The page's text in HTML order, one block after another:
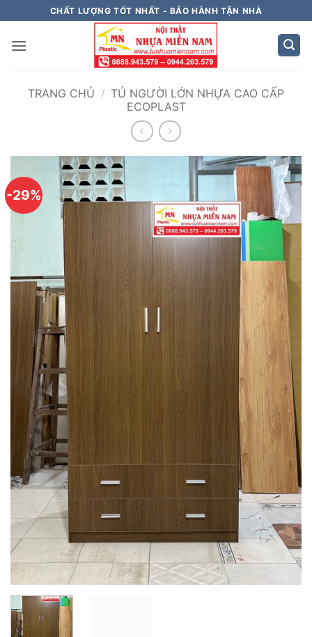
qua
nội
CHẤT LƯỢNG TỐT NHẤT - BẢO HÀNH TẬN NHÀ
TRANG CHỦ / TỦ NGƯỜI LỚN NHỰA CAO CẤP
ECOPLAST
-29%